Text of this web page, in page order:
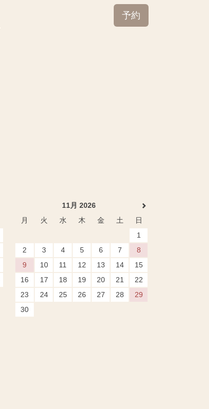
11月 2026
月
火 水 木 金 土
日
1
2
3 4 5 6 7
8
9
10 11 12 13 14
15
16
17 18 19 20 21
22
23
24 25 26 27 28
29
30